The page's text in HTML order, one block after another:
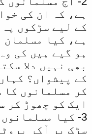
ہے، کہ ان کی
کے لیے سڑکوں
ہے، کیا
ہو گیے ہیں کی
بھی نہیں دلا
کے پیشواں؟
کر مسلمانوں کا
ایک کو چھوڑ کر
3- کیا
سڑک پر آکر